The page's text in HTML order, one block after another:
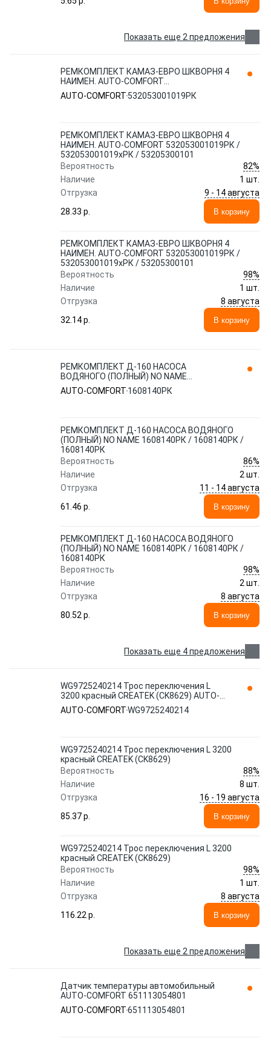
Показать еще 2 предложения
РЕМКОМПЛЕКТ КАМАЗ-ЕВРО ШКВОРНЯ 4
НАИМЕН. AUTO-COMFORT
532053001019РК / 532053001019xРК /
53205300101
AUTO-COMFORT 532053001019РК
РЕМКОМПЛЕКТ КАМАЗ-ЕВРО ШКВОРНЯ 4
НАИМЕН. AUTO-COMFORT 532053001019РК /
532053001019xРК / 53205300101
Вероятность
82%
Наличие
1 шт.
Отгрузка
9 - 14 августа
28.33 p.
В корзину
РЕМКОМПЛЕКТ КАМАЗ-ЕВРО ШКВОРНЯ 4
НАИМЕН. AUTO-COMFORT 532053001019РК /
532053001019xРК / 53205300101
Вероятность
98%
Наличие
1 шт.
Отгрузка
8 августа
32.14 p.
В корзину
РЕМКОМПЛЕКТ Д-160 НАСОСА
ВОДЯНОГО (ПОЛНЫЙ) NO NAME
1608140РК / 1608140РК / 1608140РК
AUTO-COMFORT
AUTO-COMFORT 1608140РК
РЕМКОМПЛЕКТ Д-160 НАСОСА ВОДЯНОГО
(ПОЛНЫЙ) NO NAME 1608140РК / 1608140РК /
1608140РК
Вероятность
86%
Наличие
2 шт.
Отгрузка
11 - 14 августа
61.46 p.
В корзину
РЕМКОМПЛЕКТ Д-160 НАСОСА ВОДЯНОГО
(ПОЛНЫЙ) NO NAME 1608140РК / 1608140РК /
1608140РК
Вероятность
98%
Наличие
2 шт.
Отгрузка
8 августа
80.52 p.
В корзину
Показать еще 4 предложения
WG9725240214 Трос переключения L
3200 красный CREATEK (CK8629) AUTO-
COMFORT
AUTO-COMFORTWG9725240214
WG9725240214 Трос переключения L 3200
красный CREATEK (CK8629)
Вероятность
88%
Наличие
8 шт.
Отгрузка
16 - 19 августа
85.37 p.
В корзину
WG9725240214 Трос переключения L 3200
красный CREATEK (CK8629)
Вероятность
98%
Наличие
1 шт.
Отгрузка
8 августа
116.22 p.
В корзину
Показать еще 2 предложения
Датчик температуры автомобильный
AUTO-COMFORT 651113054801
AUTO-COMFORT651113054801